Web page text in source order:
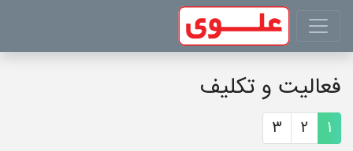
فعالیت و تکلیف
1
2
3